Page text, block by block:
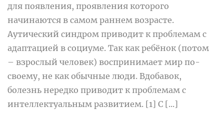
для появления, проявления которого
начинаются в самом раннем возрасте.
Аутический синдром приводит к проблемам с
адаптацией в социуме. Так как ребёнок (потом
– взрослый человек) воспринимает мир по-
своему, не как обычные люди. Вдобавок,
болезнь нередко приводит к проблемам с
интеллектуальным развитием. [1] С [...]